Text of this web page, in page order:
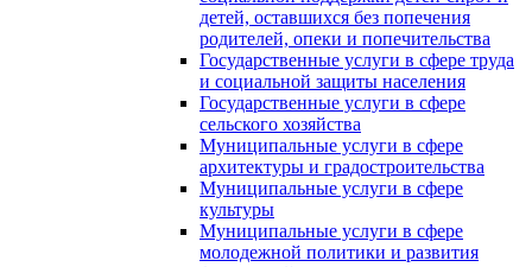
детей, оставшихся без попечения
родителей, опеки и попечительства
Государственные услуги в сфере труда
и социальной защиты населения
Государственные услуги в сфере
сельского хозяйства
Муниципальные услуги в сфере
архитектуры и градостроительства
Муниципальные услуги в сфере
культуры
Муниципальные услуги в сфере
молодежной политики и развития